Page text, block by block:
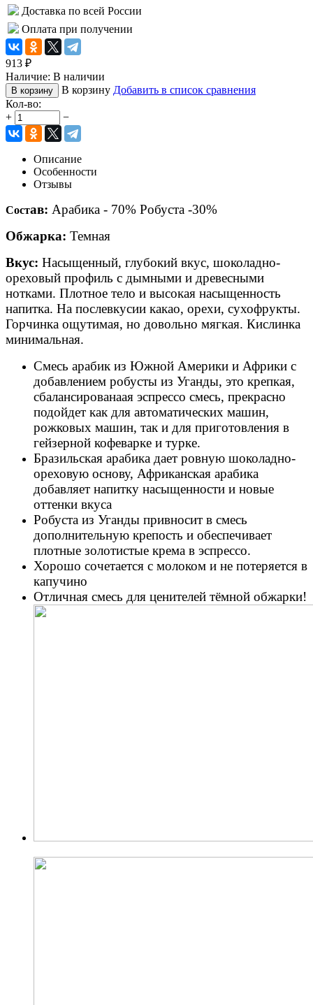
Доставка по всей России
Оплата при получении
913 ₽
Наличие: В наличии
В корзину В корзину Добавить в список сравнения
Кол-во:
+
−
Описание
Особенности
Отзывы
Состав: Арабика - 70% Робуста -30%
Обжарка: Темная
Вкус: Насыщенный, глубокий вкус, шоколадно-
ореховый профиль с дымными и древесными
нотками. Плотное тело и высокая насыщенность
напитка. На послевкусии какао, орехи, сухофрукты.
Горчинка ощутимая, но довольно мягкая. Кислинка
минимальная.
Смесь арабик из Южной Америки и Африки с
добавлением робусты из Уганды, это крепкая,
сбалансированаая эспрессо смесь, прекрасно
подойдет как для автоматических машин,
рожковых машин, так и для приготовления в
гейзерной кофеварке и турке.
Бразильская арабика дает ровную шоколадно-
ореховую основу, Африканская арабика
добавляет напитку насыщенности и новые
оттенки вкуса
Робуста из Уганды привносит в смесь
дополнительную крепость и обеспечивает
плотные золотистые крема в эспрессо.
Хорошо сочетается с молоком и не потеряется в
капучино
Отличная смесь для ценителей тёмной обжарки!